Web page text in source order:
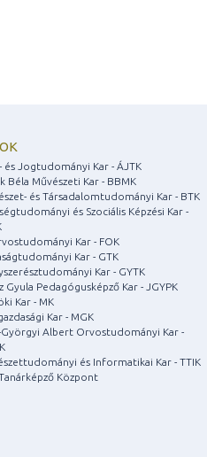
és Jogtudományi Kar - ÁJTK
Béla Művészeti Kar - BBMK
és Társadalomtudományi Kar - BTK
és Szociális Képzési Kar -
Kar - FOK
Kar - GTK
Kar - GYTK
Gyula Pedagógusképző Kar - JGYPK
Kar - MK
Kar - MGK
Györgyi Albert Orvostudományi Kar -
és Informatikai Kar - TTIK
Központ